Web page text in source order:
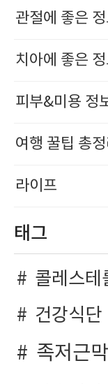
관절에 좋은
치아에 좋은
피부&미용 정
여행 꿀팁 총정
라이프
태그
콜레스테
건강식단
족저근